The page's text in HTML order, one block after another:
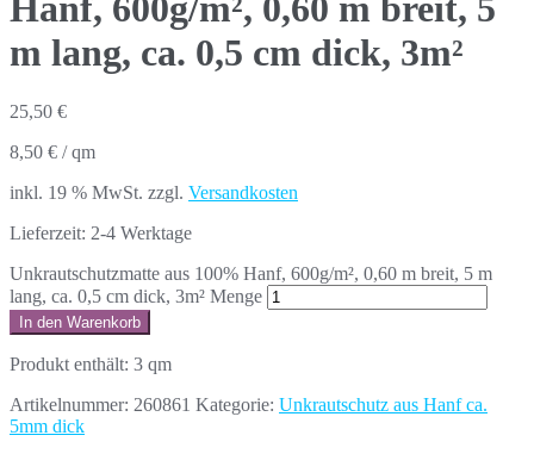
Hanf, 600g/m², 0,60 m breit, 5
m lang, ca. 0,5 cm dick, 3m²
25,50 €
8,50 € /qm
inkl. 19 % MwSt. zzgl. Versandkosten
Lieferzeit: 2-4 Werktage
Unkrautschutzmatte aus 100% Hanf, 600g/m², 0,60 m breit, 5 m
lang, ca. 0,5 cm dick, 3m² Menge
In den Warenkorb
Produkt enthält: 3 qm
Artikelnummer: 260861 Kategorie: Unkrautschutz aus Hanf ca.
5mm dick